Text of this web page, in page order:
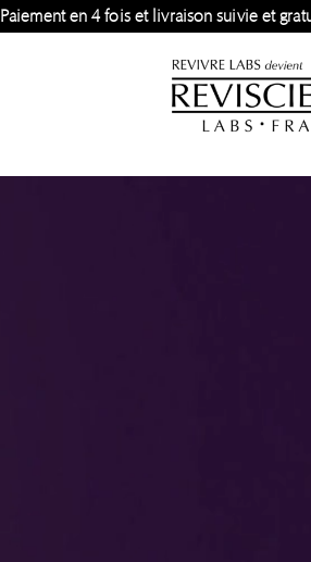
Paiement en 4 fois et livraison suivie et